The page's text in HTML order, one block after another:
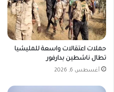
حملات اعتقالات واسعة للمليشيا
تطال ناشطين بدارفور
أغسطس 6, 2026